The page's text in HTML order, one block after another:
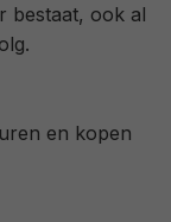
bestaat, ook al
en kopen